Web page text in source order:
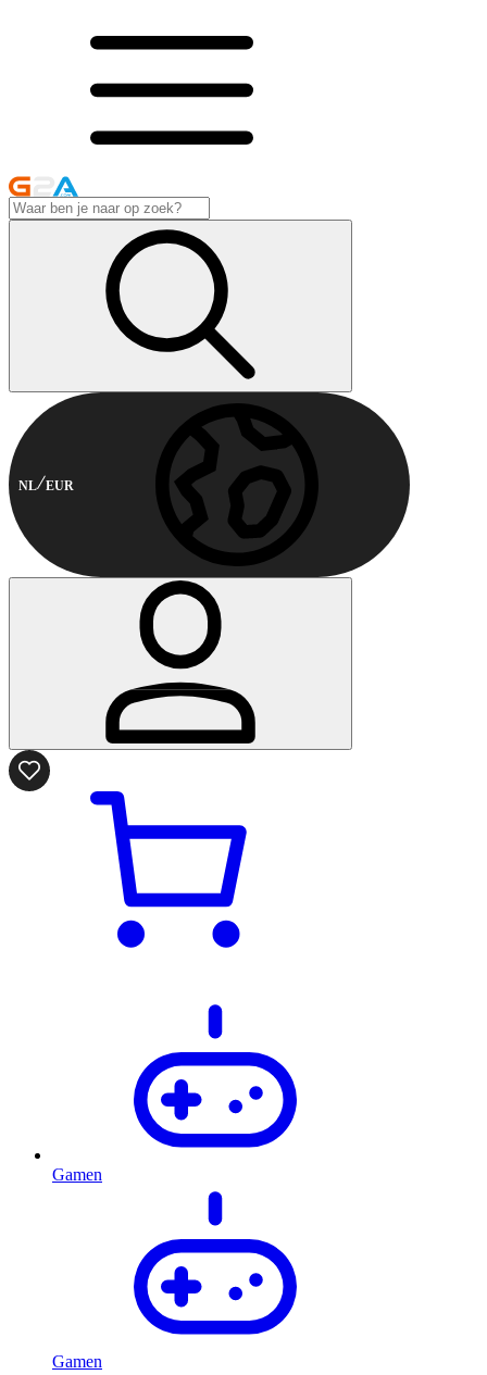
NL EUR
Gamen
Gamen